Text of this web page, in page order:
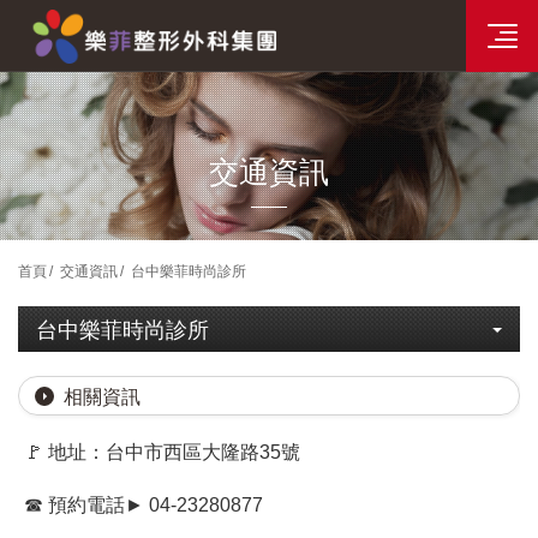
樂菲時尚整形選單
交通資訊
首頁 交通資訊 台中樂菲時尚診所
台中樂菲時尚診所
相關資訊
🚩 地址：台中市西區大隆路35號
☎ 預約電話► 04-23280877
分院資訊